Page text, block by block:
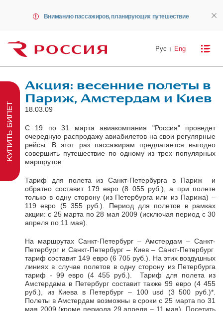
Вниманию пассажиров, планирующих путешествие
Рус Eng
Акция: весенние полеты в
Париж, Амстердам и Киев
18.03.09
С 19 по 31 марта авиакомпания "Россия" проведет
очередную распродажу авиабилетов на свои регулярные
рейсы. В этот раз пассажирам предлагается выгодно
совершить путешествие по одному из трех популярных
маршрутов.
Тариф для полета из Санкт-Петербурга в Париж и
обратно составит 179 евро (8 055 руб.), а при полете
только в одну сторону (из Петербурга или из Парижа) –
119 евро (5 355 руб.). Период для полетов в рамках
акции: с 25 марта по 28 мая 2009 (исключая период с 30
апреля по 11 мая).
На маршрутах Санкт-Петербург – Амстердам – Санкт-
Петербург и Санкт-Петербург – Киев – Санкт-Петербург
тариф составит 149 евро (6 705 руб.). На этих воздушных
линиях в случае полетов в одну сторону из Петербурга
тариф - 99 евро (4 455 руб.). Тариф для полета из
Амстердама в Петербург составит также 99 евро (4 455
руб.), из Киева в Петербург – 100 usd (3 500 руб.)*.
Полеты в Амстердам возможны в сроки с 25 марта по 31
мая 2009 (кроме периода 29 апреля – 11 мая). Посетить
КУПИТЬ БИЛЕТ